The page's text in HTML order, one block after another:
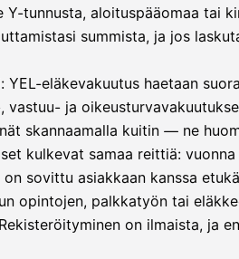
Y-tunnusta, aloituspääomaa tai
summista, ja jos
eläkevakuutus haetaan
ja
skannaamalla kuitin — ne
kulkevat samaa reittiä:
sovittu asiakkaan kanssa
opintojen, palkkatyön tai
on ilmaista, ja